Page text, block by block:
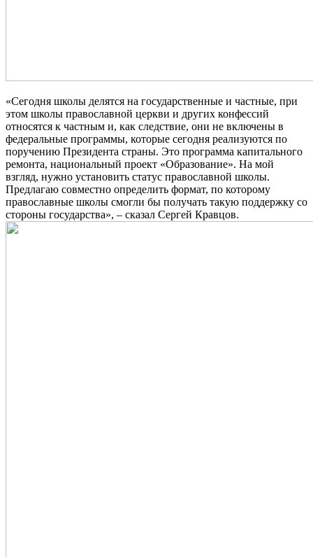
«Сегодня школы делятся на государственные и частные, при
этом школы православной церкви и других конфессий
относятся к частным и, как следствие, они не включены в
федеральные программы, которые сегодня реализуются по
поручению Президента страны. Это программа капитального
ремонта, национальный проект «Образование». На мой
взгляд, нужно установить статус православной школы.
Предлагаю совместно определить формат, по которому
православные школы смогли бы получать такую поддержку со
стороны государства», – сказал Сергей Кравцов.